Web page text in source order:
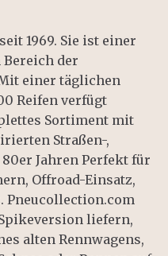
1969. Sie ist einer
der
einer täglichen
Reifen verfügt
Sortiment mit
Straßen-,
Jahren Perfekt für
Offroad-Einsatz,
Pneucollection.com
liefern,
alten Rennwagens,